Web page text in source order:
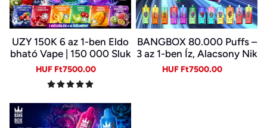
UZY 150K 6 az 1-ben Eldo
bható Vape | 150 000 Sluk
k | 10 Ízkombináció | LED K
ijelző | Type-C Újratölthet
ő E-cigi
Sale
HUF Ft7500.00
BANGBOX 80.000 Puffs –
3 az 1-ben Íz, Alacsony Nik
otin, Eredeti Újratölthető
Sale
HUF Ft7500.00